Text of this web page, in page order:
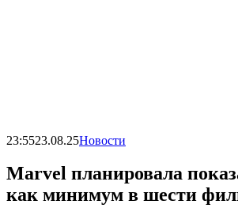
23:5523.08.25Новости
Marvel планировала
как минимум в шести